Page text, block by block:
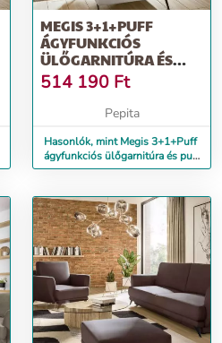
MEGIS 3+1+PUFF
ÁGYFUNKCIÓS
ÜLŐGARNITÚRA ÉS
PUFF FEHÉR
514 190 Ft
Pepita
Hasonlók, mint Megis 3+1+Puff
ágyfunkciós ülőgarnitúra és puff
fehér